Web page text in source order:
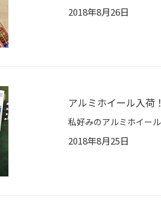
2018年8月26日
アルミホイール入荷！
2018年8月25日